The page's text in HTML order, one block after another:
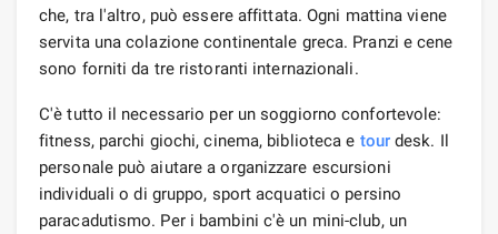
che, tra l'altro, può essere affittata. Ogni mattina viene
servita una colazione continentale greca. Pranzi e cene
sono forniti da tre ristoranti internazionali.
C'è tutto il necessario per un soggiorno confortevole:
fitness, parchi giochi, cinema, biblioteca e tourdesk. Il
personale può aiutare a organizzare escursioni
individuali o di gruppo, sport acquatici o persino
paracadutismo. Per i bambini c'è un mini-club, un